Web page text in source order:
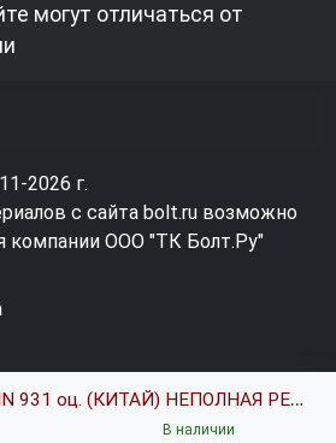
Болт 12 х 75 * 5.8 DIN 931 оц. (КИТАЙ) НЕПОЛНАЯ РЕЗЬБА!!!!!!!!!!! код позиции 0596921
В наличии
могут отличаться от
2026 г.
с сайта bolt.ru возможно
компании ООО "ТК Болт.Ру"